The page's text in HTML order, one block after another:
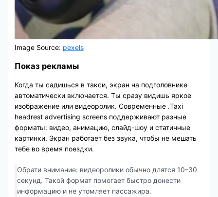
Image Source: pexels
Показ рекламы
Когда ты садишься в такси, экран на подголовнике
автоматически включается. Ты сразу видишь яркое
изображение или видеоролик. Современные .Taxi
headrest advertising screens поддерживают разные
форматы: видео, анимацию, слайд-шоу и статичные
картинки. Экран работает без звука, чтобы не мешать
тебе во время поездки.
Обрати внимание: видеоролики обычно длятся 10–30
секунд. Такой формат помогает быстро донести
информацию и не утомляет пассажира.